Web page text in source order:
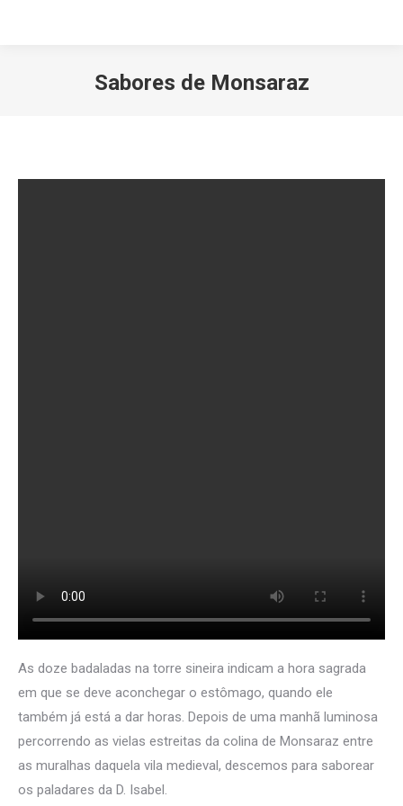
Sabores de Monsaraz
As doze badaladas na torre sineira indicam a hora sagrada
em que se deve aconchegar o estômago, quando ele
também já está a dar horas. Depois de uma manhã luminosa
percorrendo as vielas estreitas da colina de Monsaraz entre
as muralhas daquela vila medieval, descemos para saborear
os paladares da D. Isabel.